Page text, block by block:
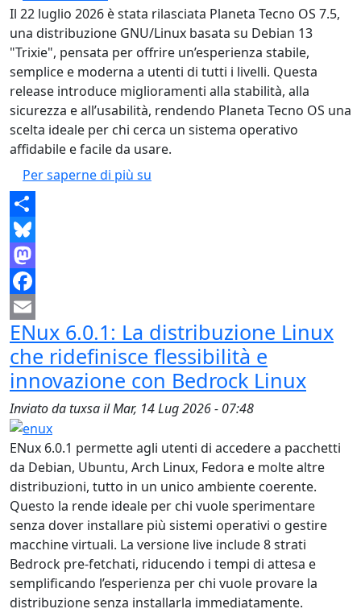
Il 22 luglio 2026 è stata rilasciata Planeta Tecno OS 7.5,
una distribuzione GNU/Linux basata su Debian 13
"Trixie", pensata per offrire un’esperienza stabile,
semplice e moderna a utenti di tutti i livelli. Questa
release introduce miglioramenti alla stabilità, alla
sicurezza e all’usabilità, rendendo Planeta Tecno OS una
scelta ideale per chi cerca un sistema operativo
affidabile e facile da usare.
Per saperne di più su
Share
Bluesky
Mastodon
Facebook
Email
ENux 6.0.1: La distribuzione Linux
che ridefinisce flessibilità e
innovazione con Bedrock Linux
Inviato datuxsailMar, 14 Lug 2026 - 07:48
ENux 6.0.1 permette agli utenti di accedere a pacchetti
da Debian, Ubuntu, Arch Linux, Fedora e molte altre
distribuzioni, tutto in un unico ambiente coerente.
Questo la rende ideale per chi vuole sperimentare
senza dover installare più sistemi operativi o gestire
macchine virtuali. La versione live include 8 strati
Bedrock pre-fetchati, riducendo i tempi di attesa e
semplificando l’esperienza per chi vuole provare la
distribuzione senza installarla immediatamente.